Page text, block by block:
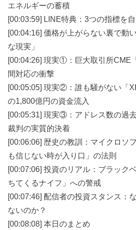
エネルギーの蓄積
[00:03:59] LINE特典：3つの指標を
[00:04:16] 価格が上がらない裏で動
な現実」
[00:04:26] 現実①：巨大取引所CME
間対応の衝撃
[00:05:05] 現実②：誰も騒がない「
の1,800億円の資金流入
[00:05:31] 現実③：アドレス数の過
裁判の実質的決着
[00:06:06] 歴史の教訓：マイクロソ
も信じない時が入り口」の法則
[00:07:06] 投資のリアル：ブラック
ちてくるナイフ」への警戒
[00:07:46] 配信者の投資スタンス：
ないのか？
[00:08:08] 本日のまとめ